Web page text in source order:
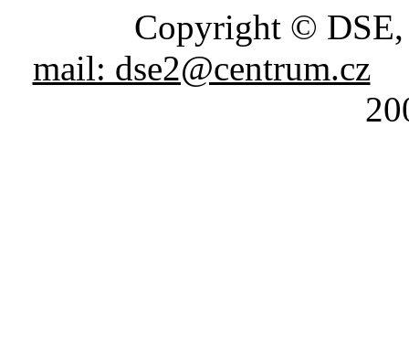
Copyright ©
mail: dse2@centrum.cz